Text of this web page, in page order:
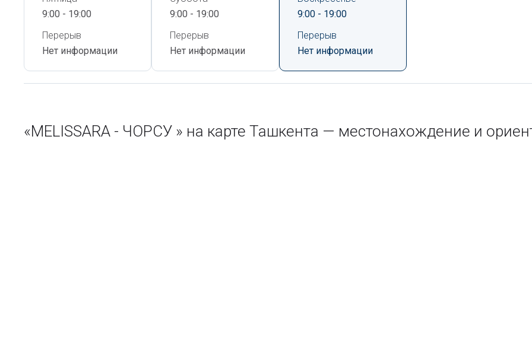
9:00 - 19:00
Перерыв
Нет информации
9:00 - 19:00
Перерыв
Нет информации
9:00 - 19:00
Перерыв
Нет информации
«MELISSARA - ЧОРСУ » на карте Ташкента — местонахождение и